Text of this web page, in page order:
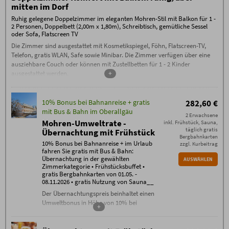
schriftlich per E-Mail erfolgen (ausschließlich an
Tag der Anreise oder bei Nicht-Anreise. Es ist keine
Umbuchung / Verschiebung möglich.
mitten im Dorf
Ruhig gelegene Doppelzimmer im eleganten Mohren-Stil mit Balkon für 1 -
2 Personen, Doppelbett (2,00m x 1,80m), Schreibtisch, gemütliche Sessel
oder Sofa, Flatscreen TV
Die Zimmer sind ausgestattet mit Kosmetikspiegel, Föhn, Flatscreen-TV,
Telefon, gratis WLAN, Safe sowie Minibar. Die Zimmer verfügen über eine
ausziehbare Couch oder können mit Zustellbetten für 1 - 2 Kinder
ausgestattet werden.
+
10% Bonus bei Bahnanreise + gratis
mit Bus & Bahn im Oberallgäu
Mohren-Umweltrate -
Übernachtung mit Frühstück
10% Bonus bei Bahnanreise + im Urlaub
fahren Sie gratis mit Bus & Bahn:
Übernachtung in der gewählten
Zimmerkategorie • Frühstücksbuffet •
gratis Bergbahnkarten von 01.05. -
08.11.2026 • gratis Nutzung von Sauna__
Der Übernachtungspreis beinhaltet einen
Umweltbonus in Höhe von 10% bei
+
282,60 €
2 Erwachsene
inkl. Frühstück, Sauna,
täglich gratis
Bergbahnkarten
zzgl. Kurbeitrag
AUSWÄHLEN